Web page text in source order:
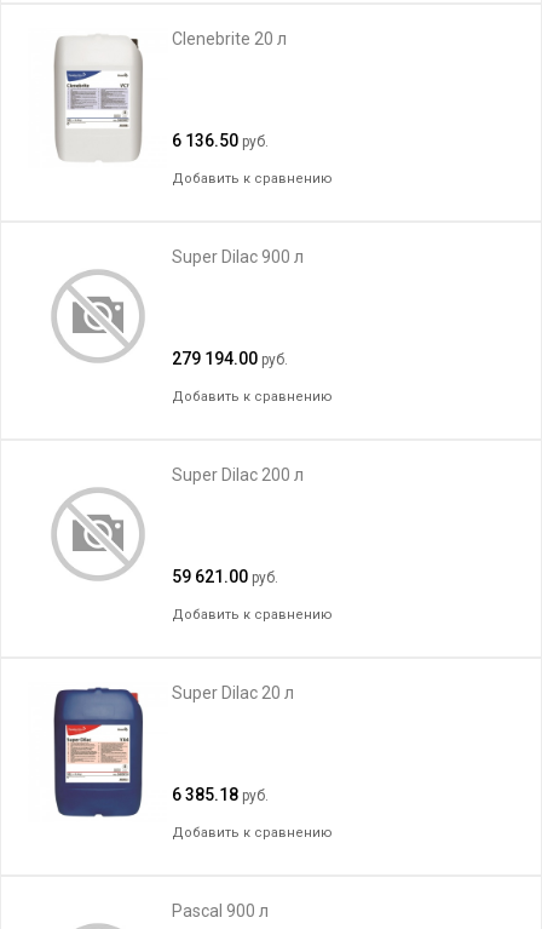
Clenebrite 20 л
6 136.50 руб.
Добавить к сравнению
Super Dilac 900 л
279 194.00 руб.
Добавить к сравнению
Super Dilac 200 л
59 621.00 руб.
Добавить к сравнению
Super Dilac 20 л
6 385.18 руб.
Добавить к сравнению
Pascal 900 л